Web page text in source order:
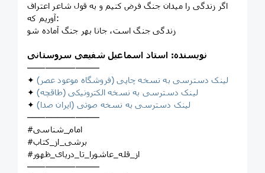
اگر زندگی را میدان جنگ فرض کنیم و به قول شاعر اعتراف
آوریم که:
زندگی جنگ است، جانا بهر جنگ آماده شو
نویسنده: استاد اسماعیل شفیعی سروستانی
────────────
✦لینک دسترسی به نسخه چاپی (فروشگاه موعود عصر)
✦لینک دسترسی به نسخه الکترونیکی (طاقچه)
✦لینک دسترسی به نسخه صوتی (ایران صدا)
────────────
#امام_شناسی
#برشی_از_کتاب
#از_قله_عاشورا_تا_دریای_ظهور
────────────